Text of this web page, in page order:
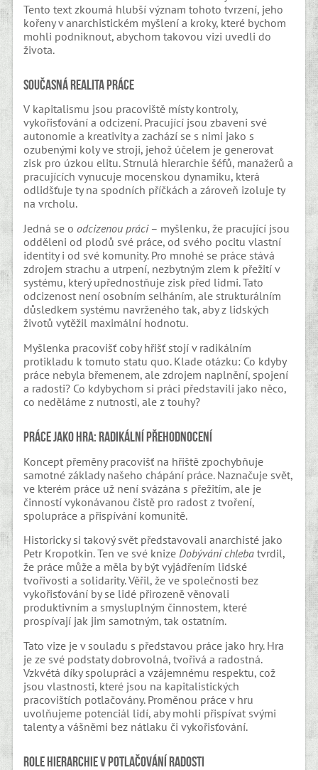
Tento text zkoumá hlubší význam tohoto tvrzení, jeho
kořeny v anarchistickém myšlení a kroky, které bychom
mohli podniknout, abychom takovou vizi uvedli do
života.
Současná realita práce
V kapitalismu jsou pracoviště místy kontroly,
vykořisťování a odcizení. Pracující jsou zbaveni své
autonomie a kreativity a zachází se s nimi jako s
ozubenými koly ve stroji, jehož účelem je generovat
zisk pro úzkou elitu. Strnulá hierarchie šéfů, manažerů a
pracujících vynucuje mocenskou dynamiku, která
odlidšťuje ty na spodních příčkách a zároveň izoluje ty
na vrcholu.
Jedná se oodcizenou práci– myšlenku, že pracující jsou
odděleni od plodů své práce, od svého pocitu vlastní
identity i od své komunity. Pro mnohé se práce stává
zdrojem strachu a utrpení, nezbytným zlem k přežití v
systému, který upřednostňuje zisk před lidmi. Tato
odcizenost není osobním selháním, ale strukturálním
důsledkem systému navrženého tak, aby z lidských
životů vytěžil maximální hodnotu.
Myšlenka pracovišť coby hřišť stojí v radikálním
protikladu k tomuto statu quo. Klade otázku: Co kdyby
práce nebyla břemenem, ale zdrojem naplnění, spojení
a radosti? Co kdybychom si práci představili jako něco,
co neděláme z nutnosti, ale z touhy?
Práce jako hra: radikální přehodnocení
Koncept přeměny pracovišť na hřiště zpochybňuje
samotné základy našeho chápání práce. Naznačuje svět,
ve kterém práce už není svázána s přežitím, ale je
činností vykonávanou čistě pro radost z tvoření,
spolupráce a přispívání komunitě.
Historicky si takový svět představovali anarchisté jako
Petr Kropotkin. Ten ve své knizeDobývání chleba tvrdil,
že práce může a měla by být vyjádřením lidské
tvořivosti a solidarity. Věřil, že ve společnosti bez
vykořisťování by se lidé přirozeně věnovali
produktivním a smysluplným činnostem, které
prospívají jak jim samotným, tak ostatním.
Tato vize je v souladu s představou práce jako hry. Hra
je ze své podstaty dobrovolná, tvořivá a radostná.
Vzkvétá díky spolupráci a vzájemnému respektu, což
jsou vlastnosti, které jsou na kapitalistických
pracovištích potlačovány. Proměnou práce v hru
uvolňujeme potenciál lidí, aby mohli přispívat svými
talenty a vášněmi bez nátlaku či vykořisťování.
Role hierarchie v potlačování radosti